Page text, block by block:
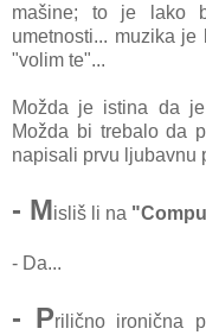
mašine; to je lako
umetnosti... muzika
"volim te"...
Možda je istina da
Možda bi trebalo da
napisali prvu ljubavnu
- Misliš li na
- Da...
- Prilično ironična